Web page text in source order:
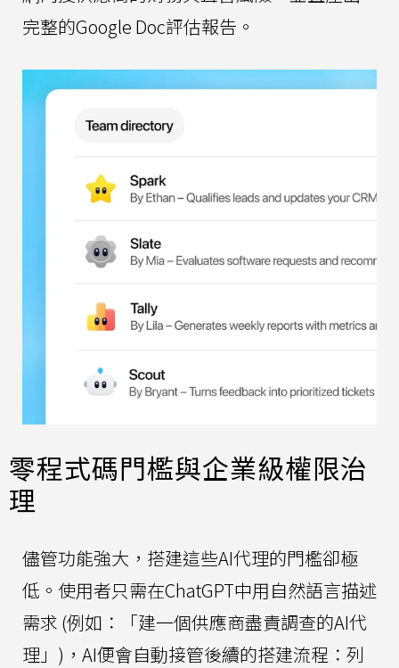
完整的Google Doc評估報告。
零程式碼門檻與企業級權限治
理
儘管功能強大，搭建這些AI代理的門檻卻極
低。使用者只需在ChatGPT中用自然語言描述
需求 (例如：「建一個供應商盡責調查的AI代
理」)，AI便會自動接管後續的搭建流程：列